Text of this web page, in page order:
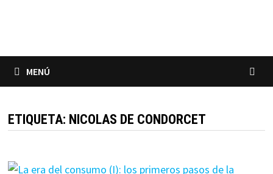
MENÚ
ETIQUETA: NICOLAS DE CONDORCET